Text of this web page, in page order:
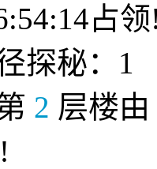
占
探秘：1
2 层楼由